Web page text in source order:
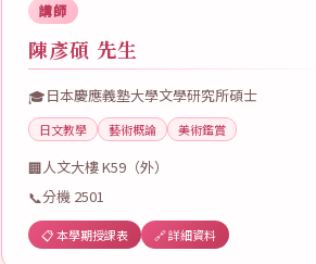
講師
陳彥碩 先生
🎓日本慶應義塾大學文學研究所碩士
日文教學 藝術概論 美術鑑賞
🏢人文大樓 K59（外）
📞分機 2501
📋 本學期授課表 🔗 詳細資料